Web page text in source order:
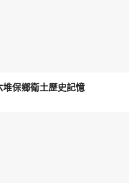
保鄉衛土歷史記憶